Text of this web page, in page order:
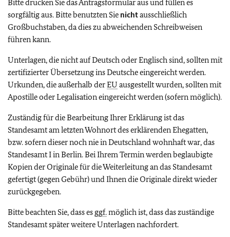
Bitte drucken Sie das Antragsformular aus und füllen es
sorgfältig aus. Bitte benutzten Sie nichtausschließlich
Großbuchstaben, da dies zu abweichenden Schreibweisen
führen kann.
Unterlagen, die nicht auf Deutsch oder Englisch sind, sollten mit
zertifizierter Übersetzung ins Deutsche eingereicht werden.
Urkunden, die außerhalb derEU ausgestellt wurden, sollten mit
Apostille oder Legalisation eingereicht werden (sofern möglich).
Zuständig für die Bearbeitung Ihrer Erklärung ist das
Standesamt am letzten Wohnort des erklärenden Ehegatten,
bzw. sofern dieser noch nie in Deutschland wohnhaft war, das
Standesamt I in Berlin. Bei Ihrem Termin werden beglaubigte
Kopien der Originale für die Weiterleitung an das Standesamt
gefertigt (gegen Gebühr) und Ihnen die Originale direkt wieder
zurückgegeben.
Bitte beachten Sie, dass es ggf.möglich ist, dass das zuständige
Standesamt später weitere Unterlagen nachfordert.